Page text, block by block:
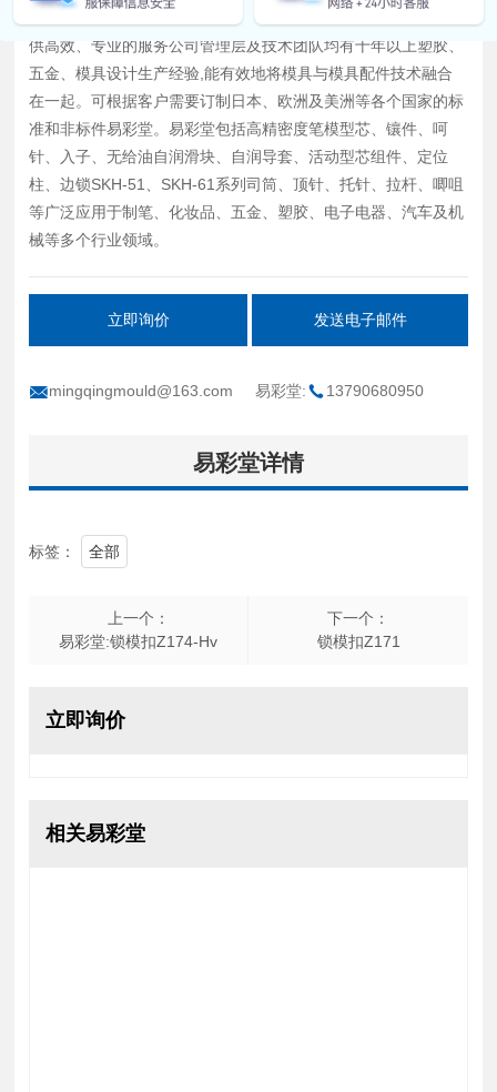
2003年底设厂于中国模具名镇一东莞长安,为模具行业的发展提
供高效、专业的服务公司管理层及技术团队均有十年以上塑胶、
五金、模具设计生产经验,能有效地将模具与模具配件技术融合
在一起。可根据客户需要订制日本、欧洲及美洲等各个国家的标
准和非标件易彩堂。易彩堂包括高精密度笔模型芯、镶件、呵
针、入子、无给油自润滑块、自润导套、活动型芯组件、定位
柱、边锁SKH-51、SKH-61系列司筒、顶针、托针、拉杆、唧咀
等广泛应用于制笔、化妆品、五金、塑胶、电子电器、汽车及机
械等多个行业领域。
立即询价 发送电子邮件
mingqingmould@163.com 易彩堂: 13790680950
易彩堂详情
标签： 全部
上一个：
易彩堂:锁模扣Z174-Hv
下一个：
锁模扣Z171
立即询价
相关易彩堂